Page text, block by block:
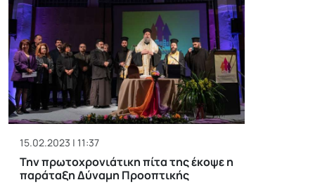
15.02.2023 | 11:37
Την πρωτοχρονιάτικη πίτα της έκοψε η
παράταξη Δύναμη Προοπτικής